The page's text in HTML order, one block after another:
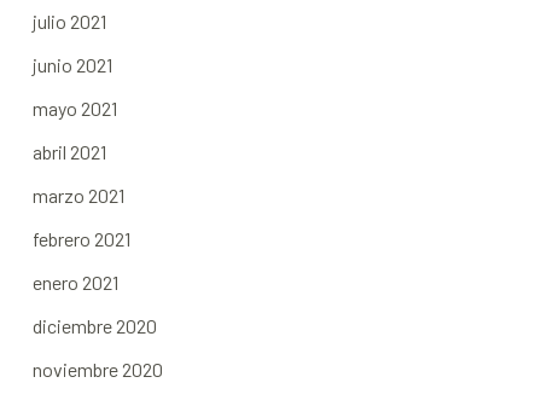
julio 2021
junio 2021
mayo 2021
abril 2021
marzo 2021
febrero 2021
enero 2021
diciembre 2020
noviembre 2020